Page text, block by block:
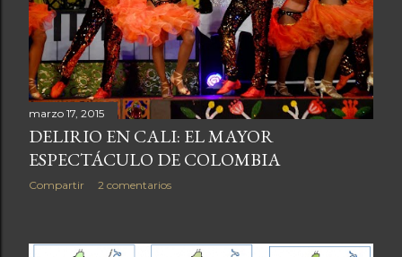
marzo 17, 2015
DELIRIO EN CALI: EL MAYOR
ESPECTÁCULO DE COLOMBIA
Compartir 2 comentarios